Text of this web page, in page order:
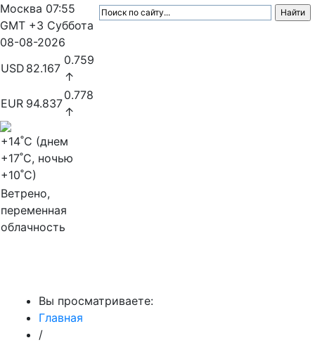
Москва 07:55
GMT +3 Суббота
08-08-2026
USD 82.167
0.759
↑
EUR 94.837
0.778
↑
+14˚C (днем
+17˚C, ночью
+10˚C)
Ветрено,
переменная
облачность
Вы просматриваете:
Главная
/